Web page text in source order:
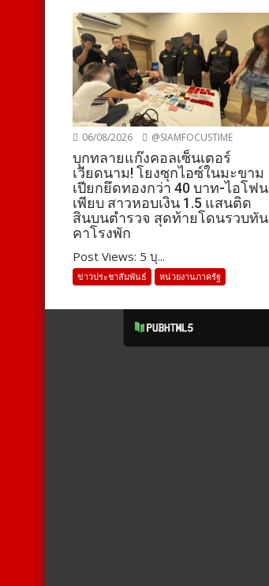
06/08/2026 @SIAMFOCUSTIME
บุกทลายแก๊งคอลเซ็นเตอร์
เวียดนาม! โยงซุกไอซ์ในมะขาม
เปียกยึดทองกว่า 40 บาท-ไอโฟน
เพียบ สาวหอบเงิน 1.5 แสนติด
สินบนตำรวจ สุดท้ายโดนรวบทัน
คาโรงพัก
Post Views: 5 บุ...
ข่าวประชาสัมพันธ์ หน่วยงานภาครัฐ